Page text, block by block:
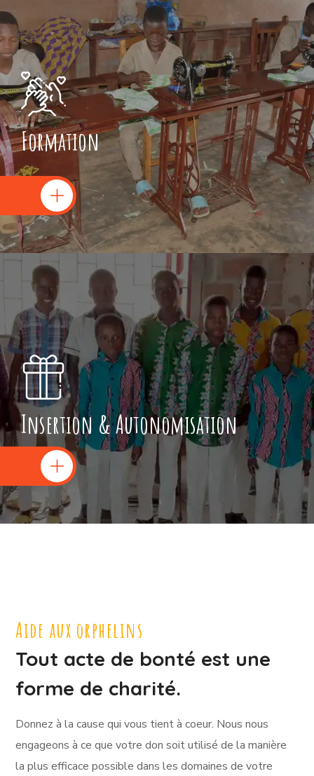
Formation
Insertion & Autonomisation
Aide aux orphelins
Tout acte de bonté est une
forme de charité.
Donnez à la cause qui vous tient à coeur. Nous nous
engageons à ce que votre don soit utilisé de la manière
la plus efficace possible dans les domaines de votre